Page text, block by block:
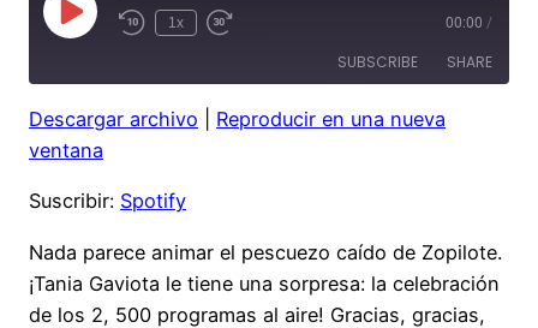
Play
Episode Rewind
1x
Fast
seconds
00:00 /
SUBSCRIBE SHARE
Spotify
SHARE
Descargar archivo
Reproducir en una nueva
ventana
Suscribir: Spotify
Nada parece animar el pescuezo caído de Zopilote.
¡Tania Gaviota le tiene una sorpresa: la celebración
de los 2, 500 programas al aire! Gracias, gracias,